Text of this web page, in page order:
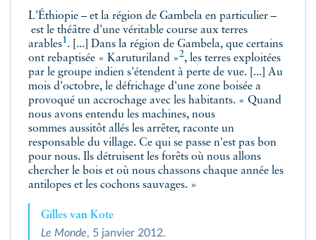
L'Éthiopie – et la région de Gambela en particulier –
est le théâtre d'une véritable course aux terres
arables1. [...] Dans la région de Gambela, que certains
ont rebaptisée « Karuturiland »2, les terres exploitées
par le groupe indien s'étendent à perte de vue. [...] Au
mois d'octobre, le défrichage d'une zone boisée a
provoqué un accrochage avec les habitants. « Quand
nous avons entendu les machines, nous
sommes aussitôt allés les arrêter, raconte un
responsable du village. Ce qui se passe n'est pas bon
pour nous. Ils détruisent les forêts où nous allons
chercher le bois et où nous chassons chaque année les
antilopes et les cochons sauvages. »
Gilles van Kote
Le Monde, 5 janvier 2012.